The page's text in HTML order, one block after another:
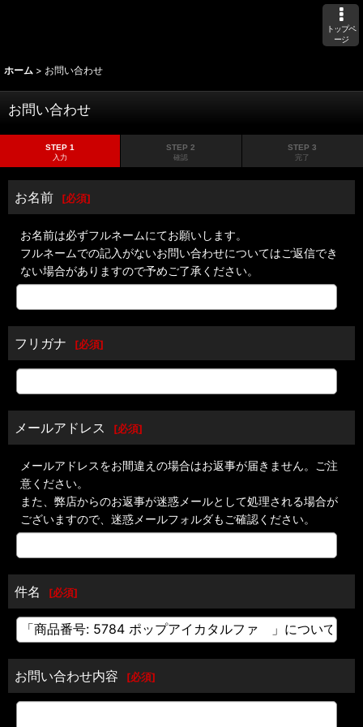
トップペ
ージ
ホーム > お問い合わせ
お問い合わせ
STEP 1
入力
STEP 2
確認
STEP 3
完了
お名前 [必須]
お名前は必ずフルネームにてお願いします。
フルネームでの記入がないお問い合わせについてはご返信でき
ない場合がありますので予めご了承ください。
フリガナ [必須]
メールアドレス [必須]
メールアドレスをお間違えの場合はお返事が届きません。ご注
意ください。
また、弊店からのお返事が迷惑メールとして処理される場合が
ございますので、迷惑メールフォルダもご確認ください。
件名 [必須]
お問い合わせ内容 [必須]